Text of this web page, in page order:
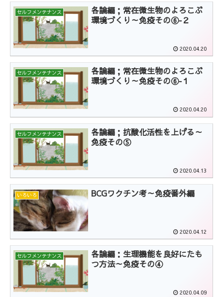
セルフメンテナンス
各論編；常在微生物のよろこぶ
環境づくり～免疫その⑥‐２
2020.04.20
セルフメンテナンス
各論編；常在微生物のよろこぶ
環境づくり～免疫その⑥‐１
2020.04.20
セルフメンテナンス
各論編；抗酸化活性を上げる～
免疫その⑤
2020.04.13
いろいろ BCGワクチン考～免疫番外編
2020.04.12
セルフメンテナンス
各論編：生理機能を良好にたも
つ方法～免疫その④
2020.04.09